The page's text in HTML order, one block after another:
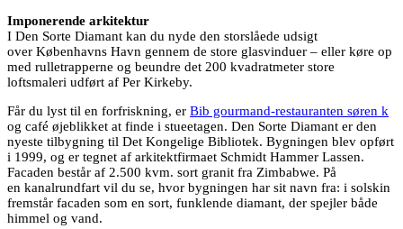
Imponerende arkitektur
I Den Sorte Diamant kan du nyde den storslåede udsigt
over Københavns Havn gennem de store glasvinduer – eller køre op
med rulletrapperne og beundre det 200 kvadratmeter store
loftsmaleri udført af Per Kirkeby.
Får du lyst til en forfriskning, er Bib gourmand-restauranten søren k
og café øjeblikket at finde i stueetagen. Den Sorte Diamant er den
nyeste tilbygning til Det Kongelige Bibliotek. Bygningen blev opført
i 1999, og er tegnet af arkitektfirmaet Schmidt Hammer Lassen.
Facaden består af 2.500 kvm. sort granit fra Zimbabwe. På
en kanalrundfart vil du se, hvor bygningen har sit navn fra: i solskin
fremstår facaden som en sort, funklende diamant, der spejler både
himmel og vand.